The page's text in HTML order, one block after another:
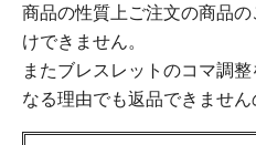
商品の性質上ご注文の商品
けできません。
またブレスレットのコマ調
なる理由でも返品できません